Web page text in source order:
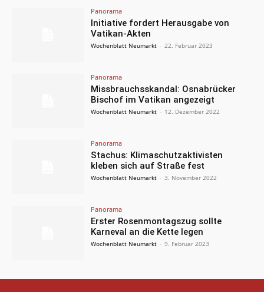
Panorama
Initiative fordert Herausgabe von
Vatikan-Akten
Wochenblatt Neumarkt - 22. Februar 2023
Panorama
Missbrauchsskandal: Osnabrücker
Bischof im Vatikan angezeigt
Wochenblatt Neumarkt - 12. Dezember 2022
Panorama
Stachus: Klimaschutzaktivisten
kleben sich auf Straße fest
Wochenblatt Neumarkt - 3. November 2022
Panorama
Erster Rosenmontagszug sollte
Karneval an die Kette legen
Wochenblatt Neumarkt - 9. Februar 2023